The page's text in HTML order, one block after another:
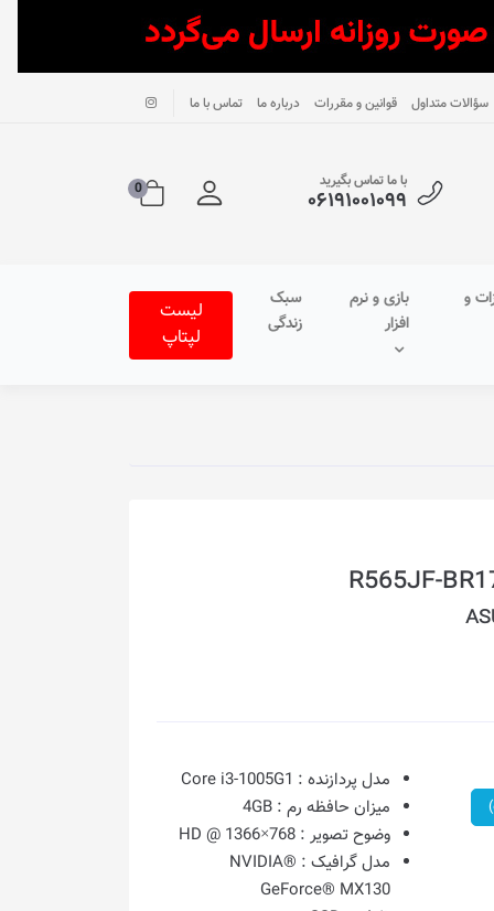
سؤالات متداول قوانین و مقررات درباره ما تماس با ما
با ما تماس بگیرید
۰۶۱۹۱۰۰۱۰۹۹ 0
و
بازی و نرم
افزار
سبک
زندگی
لیست
لپتاپ
مدل پردازنده : Core i3-1005G1
میزان حافظه رم : 4GB
وضوح تصویر : 768×1366 @ HD
مدل گرافیک : NVIDIA®
GeForce® MX130